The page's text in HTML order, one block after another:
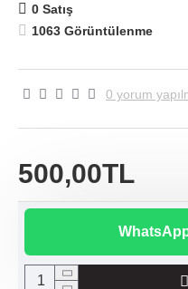
0 Satış
1063 Görüntülenme
0 yorum
500,00TL